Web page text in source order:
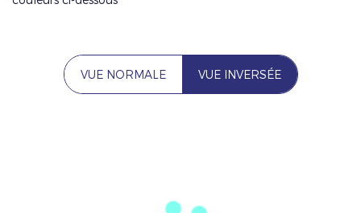
VUE NORMALE VUE INVERSÉE